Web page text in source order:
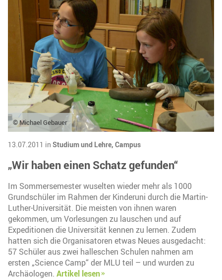
© Michael Gebauer
13.07.2011 in Studium und Lehre, Campus
„Wir haben einen Schatz gefunden“
Im Sommersemester wuselten wieder mehr als 1000
Grundschüler im Rahmen der Kinderuni durch die Martin-
Luther-Universität. Die meisten von ihnen waren
gekommen, um Vorlesungen zu lauschen und auf
Expeditionen die Universität kennen zu lernen. Zudem
hatten sich die Organisatoren etwas Neues ausgedacht:
57 Schüler aus zwei halleschen Schulen nahmen am
ersten „Science Camp“ der MLU teil – und wurden zu
Archäologen. Artikel lesen